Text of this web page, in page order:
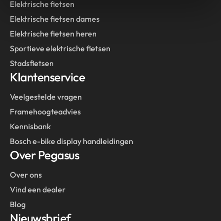
Elektrische fietsen
Elektrische fietsen dames
Elektrische fietsen heren
Sportieve elektrische fietsen
Stadsfietsen
Klantenservice
Veelgestelde vragen
Framehoogteadvies
Kennisbank
Bosch e-bike display handleidingen
Over Pegasus
Over ons
Vind een dealer
Blog
Nieuwsbrief